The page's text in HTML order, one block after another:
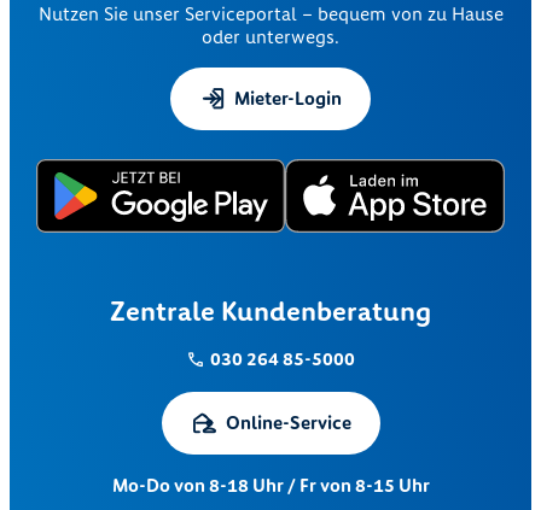
Nutzen Sie unser Serviceportal – bequem von zu Hause
oder unterwegs.
Mieter-Login
Zentrale Kundenberatung
030 264 85-5000
Online-Service
Mo-Do von 8-18 Uhr / Fr von 8-15 Uhr